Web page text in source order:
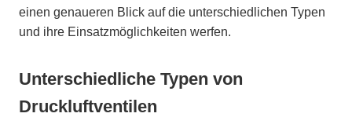
einen genaueren Blick auf die unterschiedlichen Typen
und ihre Einsatzmöglichkeiten werfen.
Unterschiedliche Typen von
Druckluftventilen